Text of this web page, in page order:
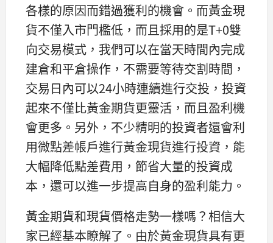
各樣的原因而錯過獲利的機會。而黃金現
貨不僅入市門檻低，而且採用的是T+0雙
向交易模式，我們可以在當天時間內完成
建倉和平倉操作，不需要等待交割時間，
交易日內可以24小時連續進行交投，投資
起來不僅比黃金期貨更靈活，而且盈利機
會更多。另外，不少精明的投資者還會利
用微點差帳戶進行黃金現貨進行投資，能
大幅降低點差費用，節省大量的投資成
本，還可以進一步提高自身的盈利能力。
黃金期貨和現貨價格走勢一樣嗎？相信大
家已經基本瞭解了。由於黃金現貨具有更